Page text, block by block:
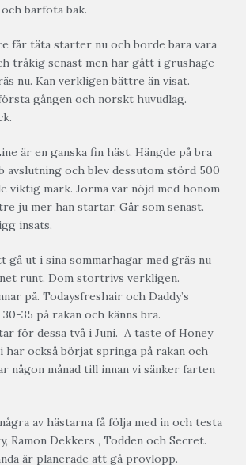
barfota bak.
får täta starter nu och borde bara vara
tråkig senast men har gått i grushage
nu. Kan verkligen bättre än visat.
gången och norskt huvudlag.
är en ganska fin häst. Hängde på bra
avslutning och blev dessutom störd 500
viktig mark. Jorma var nöjd med honom
ju mer han startar. Går som senast.
insats.
gå ut i sina sommarhagar med gräs nu
runt. Dom stortrivs verkligen.
på. Todaysfreshair och Daddy’s
35 på rakan och känns bra.
för dessa två i Juni. A taste of Honey
har också börjat springa på rakan och
någon månad till innan vi sänker farten
av hästarna få följa med in och testa
Ramon Dekkers , Todden och Secret.
är planerade att gå provlopp.